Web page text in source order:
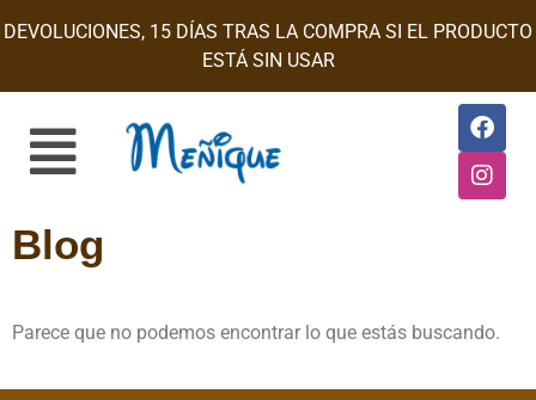
DEVOLUCIONES, 15 DÍAS TRAS LA COMPRA SI EL PRODUCTO
ESTÁ SIN USAR
Blog
Parece que no podemos encontrar lo que estás buscando.